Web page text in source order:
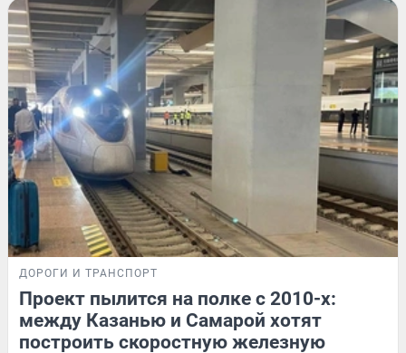
ДОРОГИ И ТРАНСПОРТ
Проект пылится на полке с 2010-х:
между Казанью и Самарой хотят
построить скоростную железную